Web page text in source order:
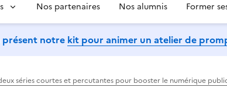
Nos partenaires Nos alumnis Former
présent notre kit pour animer un atelier de
séries courtes et percutantes pour booster le numérique